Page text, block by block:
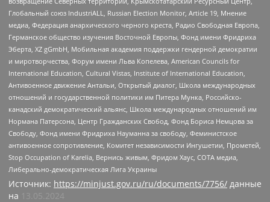
Глобальный союз IndustriALL, Russian Election Monitor, Article 19, Мнение
медиа, Федерация анархического черного креста, Радио Свободная Европа,
Германское общество изучения Восточной Европы, Фонд имени Фридриха
Эберта, XZ gGmbH, Мобильная академия поддержки гендерной демократии
и миротворчества, Форум имени Льва Копелева, American Councils for
International Education, Cultural Vistas, Institute of International Education,
Антивоенное движение Антальи, Открытый диалог, Школа международных
отношений и государственной политики им Питера Мунка, Российско-
канадский демократический альянс, Школа международных отношений им
Нормана Патерсона, Центр Гражданских Свобод, Фонд Бориса Немцова за
Свободу, Фонд имени Фридриха Науманна за свободу, Феминистское
антивоенное сопротивление, Комитет независимости Ингушетии, Прометей,
Stop Occupation of Karelia, Вернись живым, Фридом Хаус, СОТА медиа,
Либерально-демократическая Лига Украины
Источник: https://minjust.gov.ru/ru/documents/7756/ данные
на
13.05.2024